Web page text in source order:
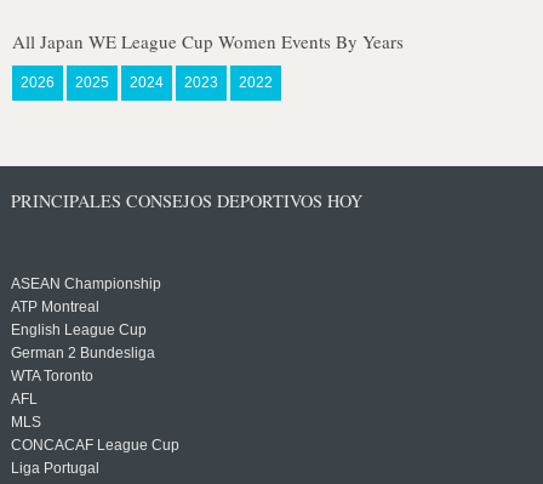
All Japan WE League Cup Women Events By Years
2026 2025 2024 2023 2022
PRINCIPALES CONSEJOS DEPORTIVOS HOY
ASEAN Championship
ATP Montreal
English League Cup
German 2 Bundesliga
WTA Toronto
AFL
MLS
CONCACAF League Cup
Liga Portugal